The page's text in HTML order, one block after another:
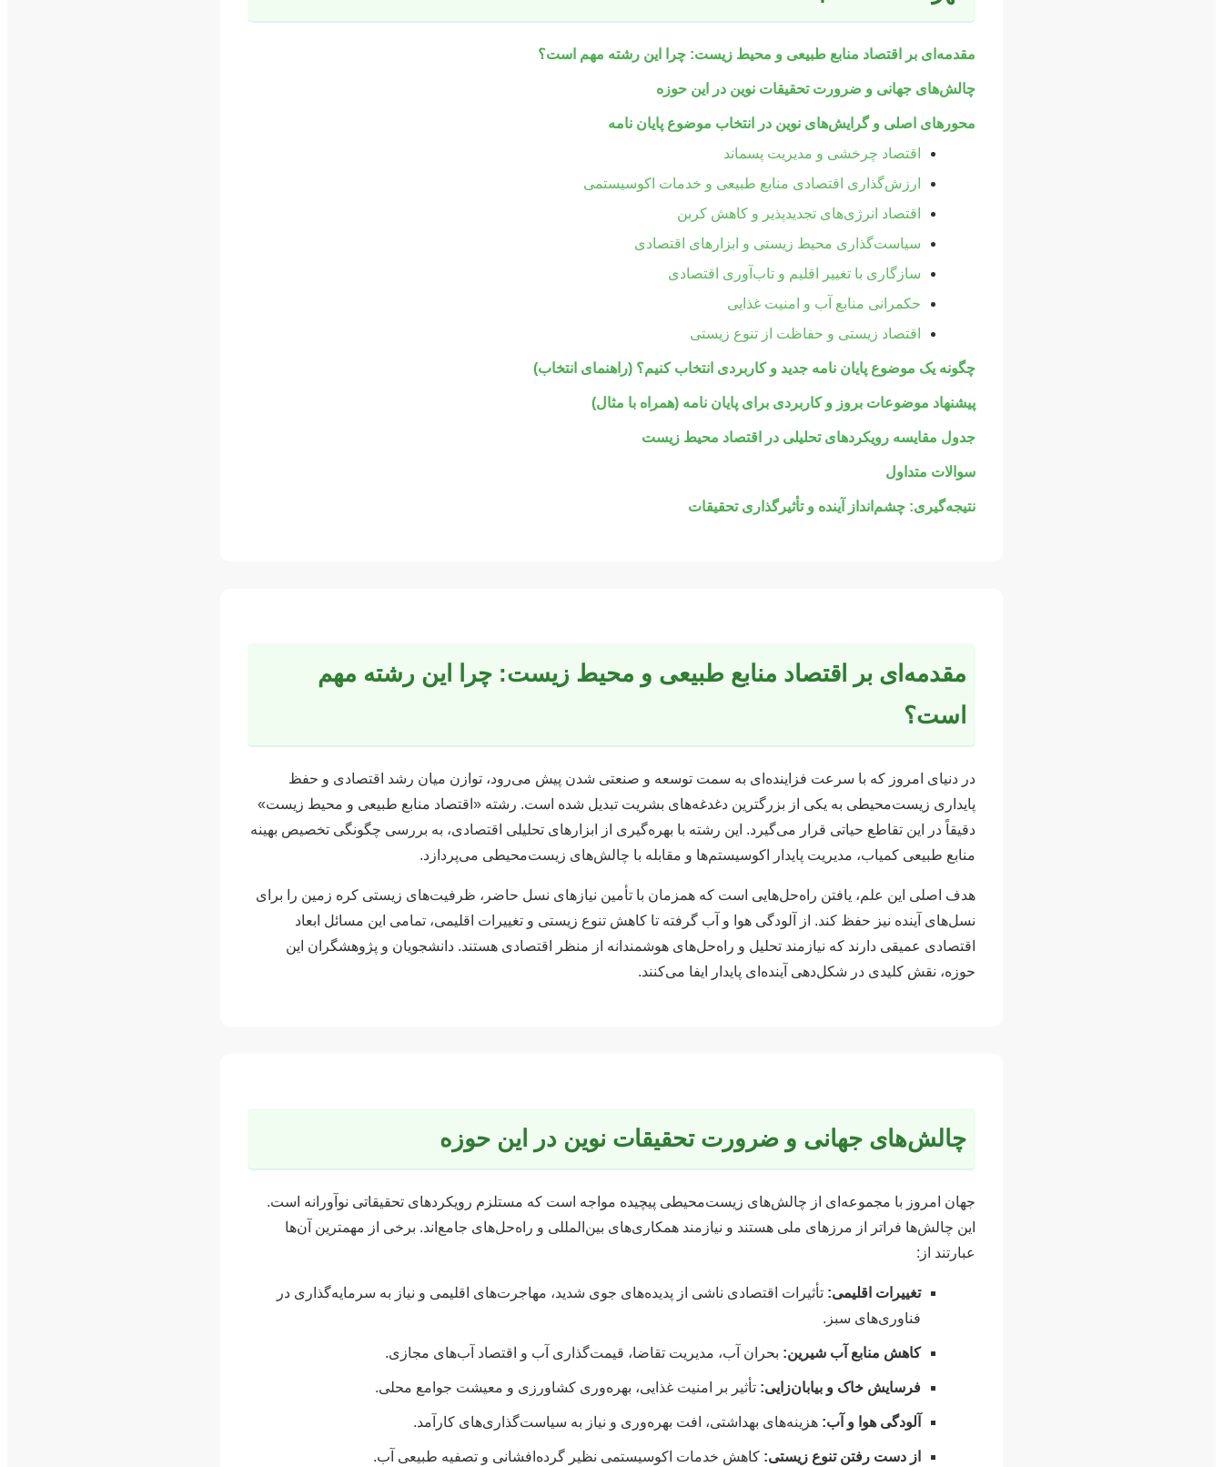
مقدمه‌ای بر اقتصاد منابع طبیعی و محیط زیست: چرا این رشته مهم است؟
چالش‌های جهانی و ضرورت تحقیقات نوین در این حوزه
محورهای اصلی و گرایش‌های نوین در انتخاب موضوع پایان نامه
اقتصاد چرخشی و مدیریت پسماند
ارزش‌گذاری اقتصادی منابع طبیعی و خدمات اکوسیستمی
اقتصاد انرژی‌های تجدیدپذیر و کاهش کربن
سیاست‌گذاری محیط زیستی و ابزارهای اقتصادی
سازگاری با تغییر اقلیم و تاب‌آوری اقتصادی
حکمرانی منابع آب و امنیت غذایی
اقتصاد زیستی و حفاظت از تنوع زیستی
چگونه یک موضوع پایان نامه جدید و کاربردی انتخاب کنیم؟ (راهنمای انتخاب)
پیشنهاد موضوعات بروز و کاربردی برای پایان نامه (همراه با مثال)
جدول مقایسه رویکردهای تحلیلی در اقتصاد محیط زیست
سوالات متداول
نتیجه‌گیری: چشم‌انداز آینده و تأثیرگذاری تحقیقات
مقدمه‌ای بر اقتصاد منابع طبیعی و محیط زیست: چرا این رشته مهم
است؟
در دنیای امروز که با سرعت فزاینده‌ای به سمت توسعه و صنعتی شدن پیش می‌رود، توازن میان رشد اقتصادی و حفظ
پایداری زیست‌محیطی به یکی از بزرگترین دغدغه‌های بشریت تبدیل شده است. رشته «اقتصاد منابع طبیعی و محیط زیست»
دقیقاً در این تقاطع حیاتی قرار می‌گیرد. این رشته با بهره‌گیری از ابزارهای تحلیلی اقتصادی، به بررسی چگونگی تخصیص بهینه
منابع طبیعی کمیاب، مدیریت پایدار اکوسیستم‌ها و مقابله با چالش‌های زیست‌محیطی می‌پردازد.
هدف اصلی این علم، یافتن راه‌حل‌هایی است که همزمان با تأمین نیازهای نسل حاضر، ظرفیت‌های زیستی کره زمین را برای
نسل‌های آینده نیز حفظ کند. از آلودگی هوا و آب گرفته تا کاهش تنوع زیستی و تغییرات اقلیمی، تمامی این مسائل ابعاد
اقتصادی عمیقی دارند که نیازمند تحلیل و راه‌حل‌های هوشمندانه از منظر اقتصادی هستند. دانشجویان و پژوهشگران این
حوزه، نقش کلیدی در شکل‌دهی آینده‌ای پایدار ایفا می‌کنند.
چالش‌های جهانی و ضرورت تحقیقات نوین در این حوزه
جهان امروز با مجموعه‌ای از چالش‌های زیست‌محیطی پیچیده مواجه است که مستلزم رویکردهای تحقیقاتی نوآورانه است.
این چالش‌ها فراتر از مرزهای ملی هستند و نیازمند همکاری‌های بین‌المللی و راه‌حل‌های جامع‌اند. برخی از مهمترین آن‌ها
عبارتند از:
تغییرات اقلیمی: تأثیرات اقتصادی ناشی از پدیده‌های جوی شدید، مهاجرت‌های اقلیمی و نیاز به سرمایه‌گذاری در
فناوری‌های سبز.
کاهش منابع آب شیرین: بحران آب، مدیریت تقاضا، قیمت‌گذاری آب و اقتصاد آب‌های مجازی.
فرسایش خاک و بیابان‌زایی: تأثیر بر امنیت غذایی، بهره‌وری کشاورزی و معیشت جوامع محلی.
آلودگی هوا و آب: هزینه‌های بهداشتی، افت بهره‌وری و نیاز به سیاست‌گذاری‌های کارآمد.
از دست رفتن تنوع زیستی: کاهش خدمات اکوسیستمی نظیر گرده‌افشانی و تصفیه طبیعی آب.